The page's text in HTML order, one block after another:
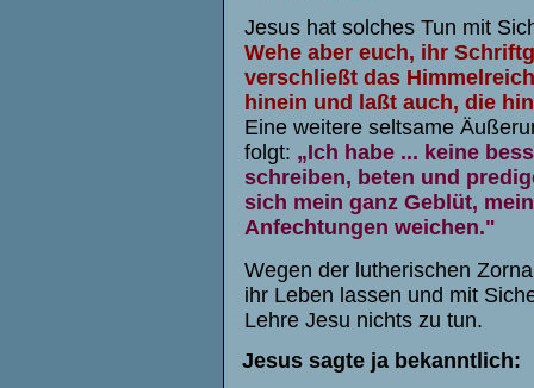
Jesus hat solches Tun mit
Wehe aber euch, ihr
verschließt das
hinein und laßt auch, die
Eine weitere seltsame
folgt: „Ich habe ... keine
schreiben, beten und
sich mein ganz Geblüt,
Anfechtungen weichen."
Wegen der lutherischen
ihr Leben lassen und mit
Lehre Jesu nichts zu tun.
Jesus sagte ja bekanntlich: